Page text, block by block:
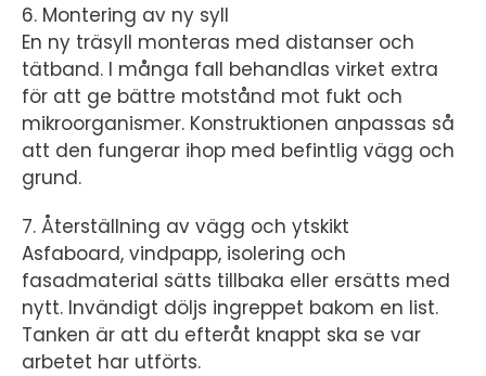
6. Montering av ny syll
En ny träsyll monteras med distanser och
tätband. I många fall behandlas virket extra
för att ge bättre motstånd mot fukt och
mikroorganismer. Konstruktionen anpassas så
att den fungerar ihop med befintlig vägg och
grund.
7. Återställning av vägg och ytskikt
Asfaboard, vindpapp, isolering och
fasadmaterial sätts tillbaka eller ersätts med
nytt. Invändigt döljs ingreppet bakom en list.
Tanken är att du efteråt knappt ska se var
arbetet har utförts.